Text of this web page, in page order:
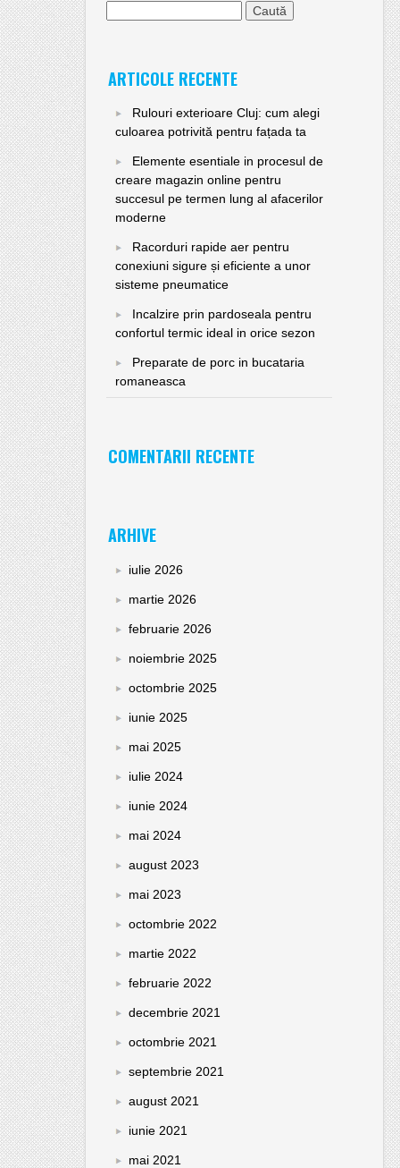
ARTICOLE RECENTE
Rulouri exterioare Cluj: cum alegi
culoarea potrivită pentru fațada ta
Elemente esentiale in procesul de
creare magazin online pentru
succesul pe termen lung al afacerilor
moderne
Racorduri rapide aer pentru
conexiuni sigure și eficiente a unor
sisteme pneumatice
Incalzire prin pardoseala pentru
confortul termic ideal in orice sezon
Preparate de porc in bucataria
romaneasca
COMENTARII RECENTE
ARHIVE
iulie 2026
martie 2026
februarie 2026
noiembrie 2025
octombrie 2025
iunie 2025
mai 2025
iulie 2024
iunie 2024
mai 2024
august 2023
mai 2023
octombrie 2022
martie 2022
februarie 2022
decembrie 2021
octombrie 2021
septembrie 2021
august 2021
iunie 2021
mai 2021